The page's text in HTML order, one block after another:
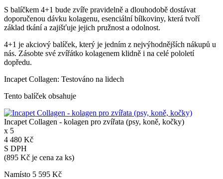
S balíčkem 4+1 bude zvíře pravidelně a dlouhodobě dostávat
doporučenou dávku kolagenu, esenciální bílkoviny, která tvoří
základ tkání a zajišťuje jejich pružnost a odolnost.
4+1 je akciový balíček, který je jedním z nejvýhodnějších nákupů u
nás. Zásobte své zvířátko kolagenem klidně i na celé pololetí
dopředu.
Incapet Collagen: Testováno na lidech
Tento balíček obsahuje
Incapet Collagen - kolagen pro zvířata (psy, koně, kočky)
x 5
4 480 Kč
S DPH
(895 Kč je cena za ks)
Namísto 5 595 Kč